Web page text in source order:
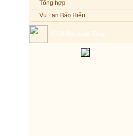
Tổng hợp
Vu Lan Báo Hiếu
CLB Hoa Linh Thoại